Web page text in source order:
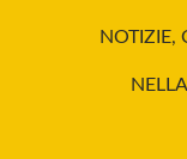
NOTIZIE,